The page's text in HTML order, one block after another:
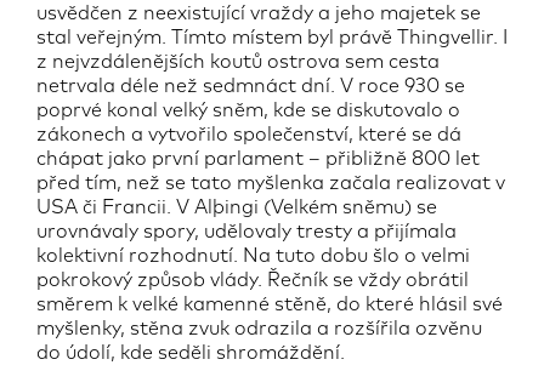
usvědčen z neexistující vraždy a jeho majetek se
stal veřejným. Tímto místem byl právě Thingvellir. I
z nejvzdálenějších koutů ostrova sem cesta
netrvala déle než sedmnáct dní. V roce 930 se
poprvé konal velký sněm, kde se diskutovalo o
zákonech a vytvořilo společenství, které se dá
chápat jako první parlament – přibližně 800 let
před tím, než se tato myšlenka začala realizovat v
USA či Francii. V Alþingi (Velkém sněmu) se
urovnávaly spory, udělovaly tresty a přijímala
kolektivní rozhodnutí. Na tuto dobu šlo o velmi
pokrokový způsob vlády. Řečník se vždy obrátil
směrem k velké kamenné stěně, do které hlásil své
myšlenky, stěna zvuk odrazila a rozšířila ozvěnu
do údolí, kde seděli shromáždění.